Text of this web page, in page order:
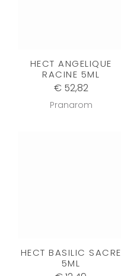
HECT ANGELIQUE
RACINE 5ML
€ 52,82
Pranarom
HECT BASILIC SACRE
5ML